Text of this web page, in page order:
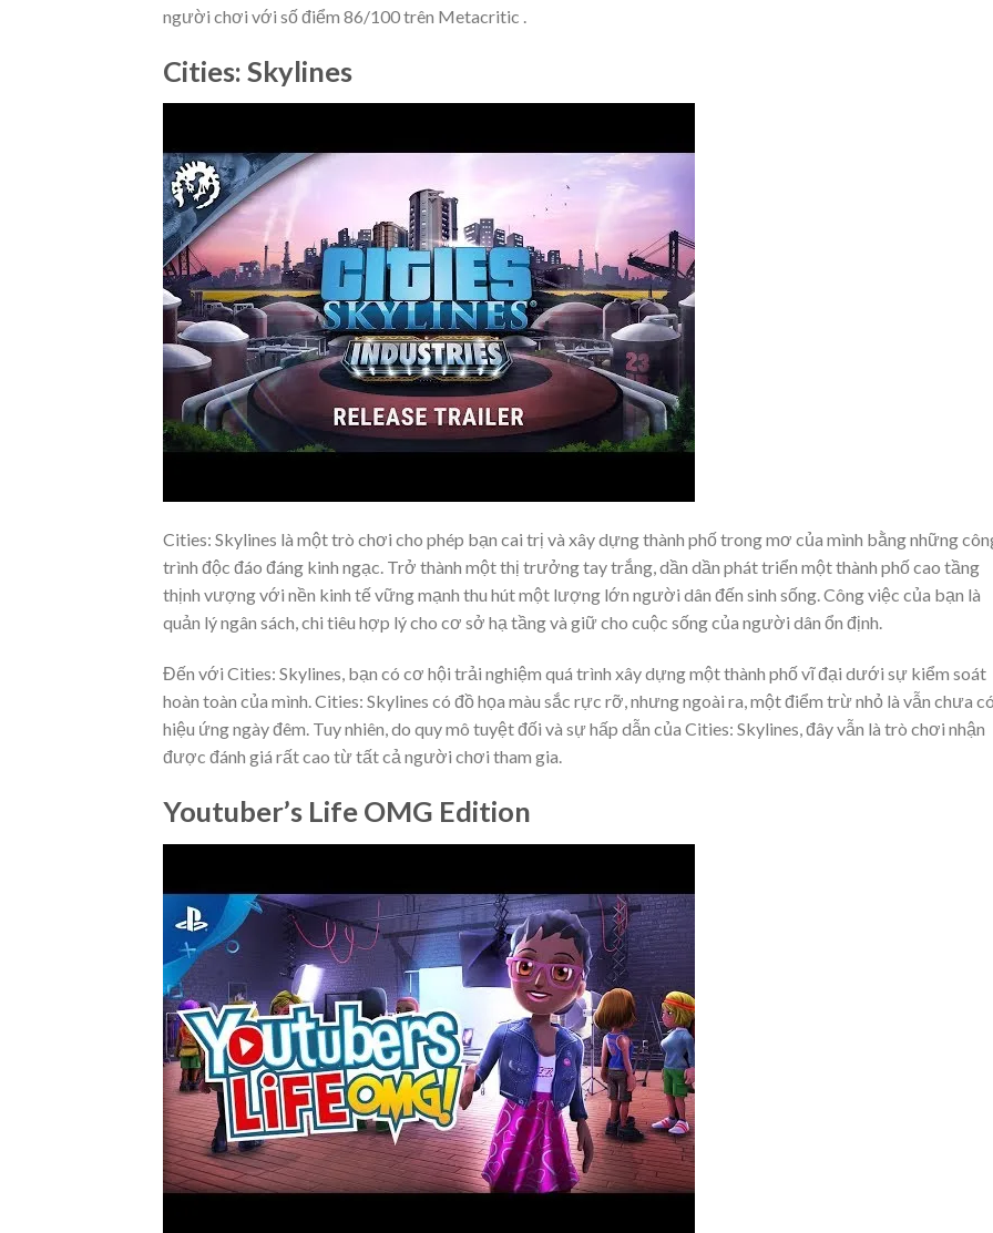
người chơi với số điểm 86/100 trên Metacritic .
Cities: Skylines
Cities: Skylines là một trò chơi cho phép bạn cai trị và xây dựng thành phố trong mơ của mình bằng những
trình độc đáo đáng kinh ngạc. Trở thành một thị trưởng tay trắng, dần dần phát triển một thành phố cao tầng
thịnh vượng với nền kinh tế vững mạnh thu hút một lượng lớn người dân đến sinh sống. Công việc của bạn là
quản lý ngân sách, chi tiêu hợp lý cho cơ sở hạ tầng và giữ cho cuộc sống của người dân ổn định.
Đến với Cities: Skylines, bạn có cơ hội trải nghiệm quá trình xây dựng một thành phố vĩ đại dưới sự kiểm soát
hoàn toàn của mình. Cities: Skylines có đồ họa màu sắc rực rỡ, nhưng ngoài ra, một điểm trừ nhỏ là vẫn chưa
hiệu ứng ngày đêm. Tuy nhiên, do quy mô tuyệt đối và sự hấp dẫn của Cities: Skylines, đây vẫn là trò chơi nhận
được đánh giá rất cao từ tất cả người chơi tham gia.
Youtuber’s Life OMG Edition